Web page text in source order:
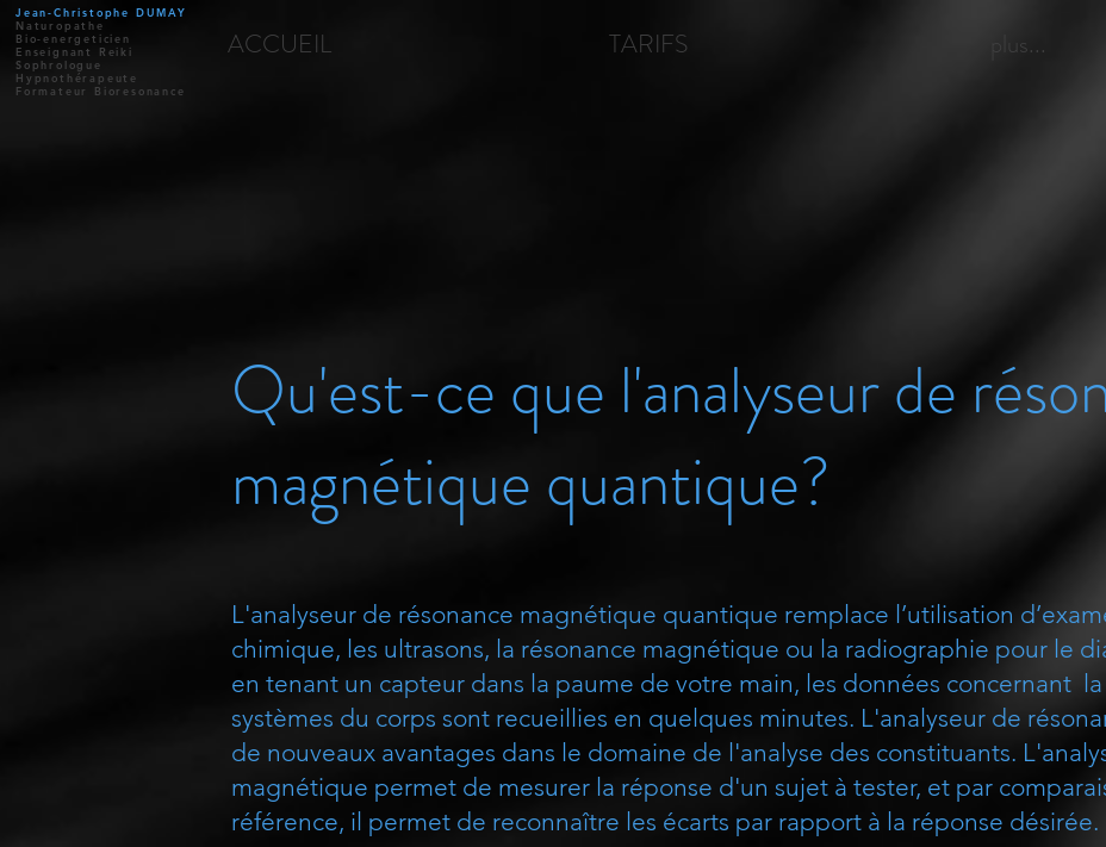
Jean-Christophe DUMAY
Naturopathe
Bio-energeticien
Enseignant Reiki
Sophrologue
Hypnothérapeute
Formateur Bioresonance
ACCUEIL TARIFS plus...
Qu'est-ce que l'analyseur de
magnétique quantique?
L'analyseur de résonance magnétique quantique remplace l’utilisation
chimique, les ultrasons, la résonance magnétique ou la radiographie pour le
en tenant un capteur dans la paume de votre main, les données concernant
systèmes du corps sont recueillies en quelques minutes. L'analyseur de
de nouveaux avantages dans le domaine de l'analyse des constituants.
magnétique permet de mesurer la réponse d'un sujet à tester, et par
référence, il permet de reconnaître les écarts par rapport à la réponse désirée.